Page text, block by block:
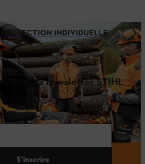
INDIVIDUELLE
avec la newsletter STIHL
S'inscrire